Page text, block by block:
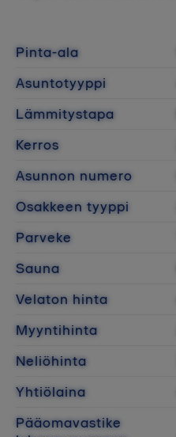
Pinta-ala
Asuntotyyppi
Lämmitystapa
Kerros
Asunnon numero
Osakkeen tyyppi
Parveke
Sauna
Velaton hinta
Myyntihinta
Neliöhinta
Yhtiölaina
Pääomavastike